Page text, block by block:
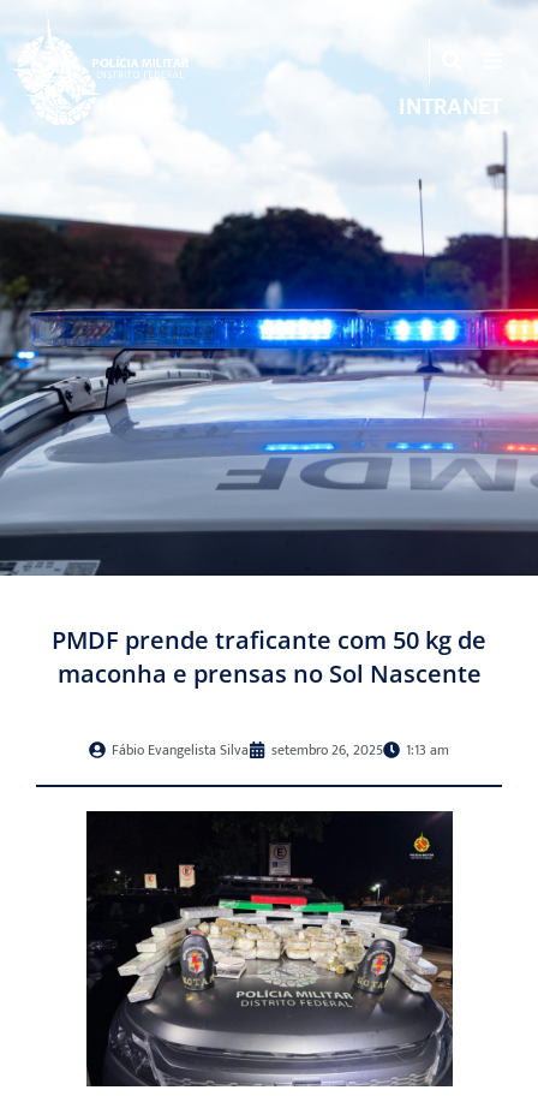
INTRANET
PMDF prende traficante com 50 kg de
maconha e prensas no Sol Nascente
Fábio Evangelista Silva setembro 26, 2025 1:13 am